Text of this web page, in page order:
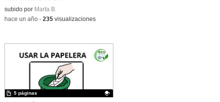
Contenido educativo.
subido por Marta B.
-hace un año- 235visualizaciones
5 páginas